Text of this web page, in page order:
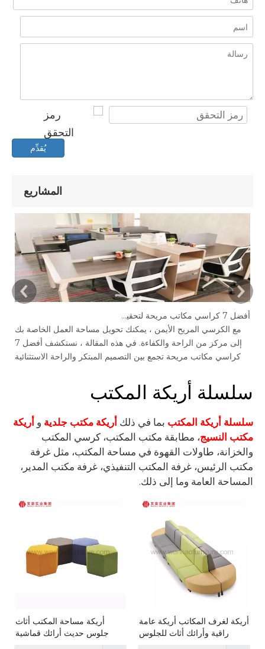
يُقدِّم
المشاريع
أفضل 7 كراسي مكاتب مريحة لتحقيق أقصى إنتاجية في عام 2025
مع الكرسي المريح الأيمن ، يمكنك تحويل مساحة العمل الخاصة بك
إلى مركز من الراحة والكفاءة. في هذه المقالة ، نستكشف أفضل 7
كراسي مكاتب مريحة تجمع بين التصميم المبتكر والراحة الاستثنائية
سلسلة أريكة المكتب
سلسلة أريكة المكتب بما في ذلك أريكة مكتب جلدية و أريكة
مكتب النسيج، مطابقة مكتب المكتب، كرسي المكتب
والخزانة، طاولات القهوة في مساحة المكتب، مثل غرفة
مكتب الرئيس، غرفة المكتب التنفيذي، غرفة مكتب المدير،
المساحة العامة وما إلى ذلك.
أريكة مساحة المكتب أثاث
جلوس حديث أرائك قماشية
أريكة لغرف المكاتب أريكة عامة
راقية وأرائك أثاث للجلوس